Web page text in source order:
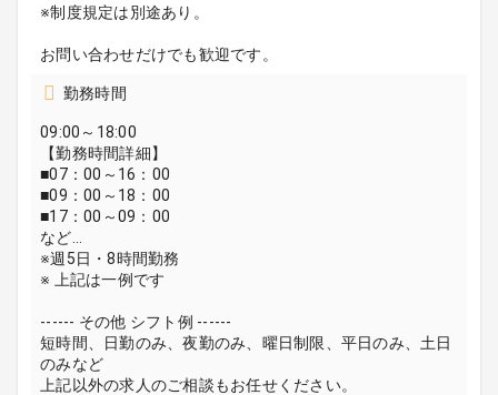
※制度規定は別途あり。
お問い合わせだけでも歓迎です。
勤務時間
09:00～18:00
【勤務時間詳細】
■07：00～16：00
■09：00～18：00
■17：00～09：00
など…
※週5日・8時間勤務
※ 上記は一例です
------ その他 シフト例 ------
短時間、日勤のみ、夜勤のみ、曜日制限、平日のみ、土日
のみなど
上記以外の求人のご相談もお任せください。